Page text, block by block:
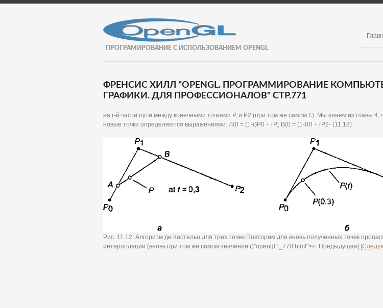
ПРОГРАМИРОВАНИЕ С ИСПОЛЬЗОВАНИЕМ OPENGL
ФРЕНСИС ХИЛЛ "OPENGL. ПРОГРАММИРОВАНИЕ
ГРАФИКИ. ДЛЯ ПРОФЕССИОНАЛОВ" СТР.771
на г-й части пути между конечными точками Р, и Р2 (при том же самом £). Мы знаем из главы 4,
новые точки определяются выражениями: Л(0 = (1-г)Р0 + гР,; В(0 = (1-0Л + гР2- (11.18)
Рис. 11.12. Алгоритм де Кастельо для трех точек Повторим для вновь полученных точек
интерполяции (вновь при том же самом значении г)"opengl1_770.html">⇐ Предыдущая|